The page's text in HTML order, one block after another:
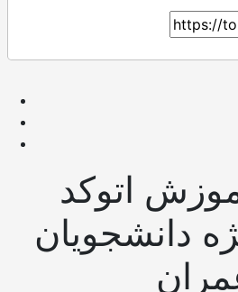
اتوکد
دانشجویان